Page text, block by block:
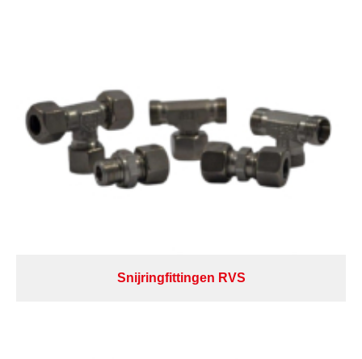
Snijringfittingen RVS